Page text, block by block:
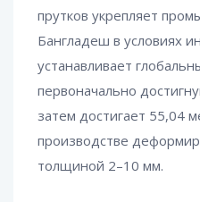
прутков укрепляет
Бангладеш в условиях
устанавливает
первоначально
затем достигает 55,04
производстве
толщиной 2–10 мм.